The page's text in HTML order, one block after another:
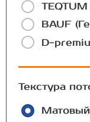
BAUF
D-
Текстура
Матовый